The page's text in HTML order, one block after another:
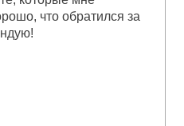
что обратился за